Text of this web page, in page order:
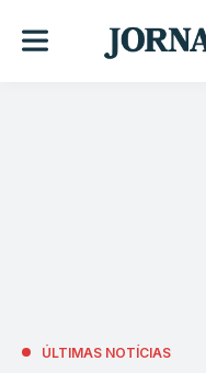
ÚLTIMAS NOTÍCIAS